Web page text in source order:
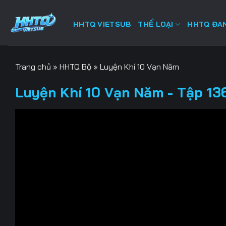
HHTQ VIETSUB THỂ LOẠI HHTQ
Trang chủ » HHTQ Bộ » Luyện Khí 10 Vạn Năm
Luyện Khí 10 Vạn Năm - Tập